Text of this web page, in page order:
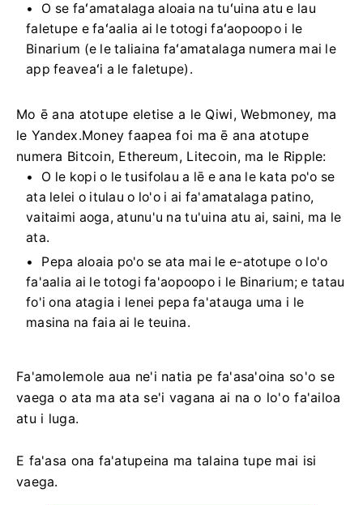
O se faʻamatalaga aloaia na tuʻuina atu e lau
faletupe e faʻaalia ai le totogi faʻaopoopo i le
Binarium (e le taliaina faʻamatalaga numera mai le
app feaveaʻi a le faletupe).
Mo ē ana atotupe eletise a le Qiwi, Webmoney, ma
le Yandex.Money faapea foi ma ē ana atotupe
numera Bitcoin, Ethereum, Litecoin, ma le Ripple:
O le kopi o le tusifolau a lē e ana le kata po'o se
ata lelei o itulau o lo'o i ai fa'amatalaga patino,
vaitaimi aoga, atunu'u na tu'uina atu ai, saini, ma le
ata.
Pepa aloaia po'o se ata mai le e-atotupe o lo'o
fa'aalia ai le totogi fa'aopoopo i le Binarium; e tatau
fo'i ona atagia i lenei pepa fa'atauga uma i le
masina na faia ai le teuina.
Fa'amolemole aua ne'i natia pe fa'asa'oina so'o se
vaega o ata ma ata se'i vagana ai na o lo'o fa'ailoa
atu i luga.
E fa'asa ona fa'atupeina ma talaina tupe mai isi
vaega.